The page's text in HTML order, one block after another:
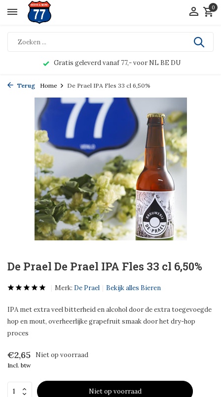
0
Gratis geleverd vanaf 77,- voor NL BE DU
Terug Home De Prael IPA Fles 33 cl 6,50%
De Prael De Prael IPA Fles 33 cl 6,50%
Merk: De Prael Bekijk alles Bieren
IPA met extra veel bitterheid en alcohol door de extra toegevoegde
hop en mout, overheerlijke grapefruit smaak door het dry-hop
proces
€2,65 Niet op voorraad
Incl. btw
Niet op voorraad